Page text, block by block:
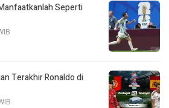
Seperti
Terakhir Ronaldo di